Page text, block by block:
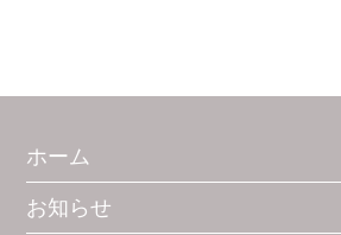
ホーム
お知らせ